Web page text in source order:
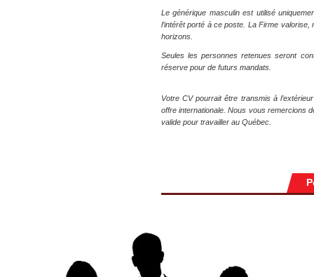
Le générique masculin est utilisé
l’intérêt porté à ce poste. La Firme
horizons.
Seules les personnes retenues seront
réserve pour de futurs mandats.
Votre CV pourrait être transmis à
offre internationale. Nous vous remercions
valide pour travailler au Québec.